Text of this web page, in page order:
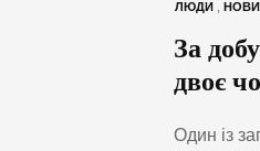
ЛЮДИ ,
За
двоє
Один із